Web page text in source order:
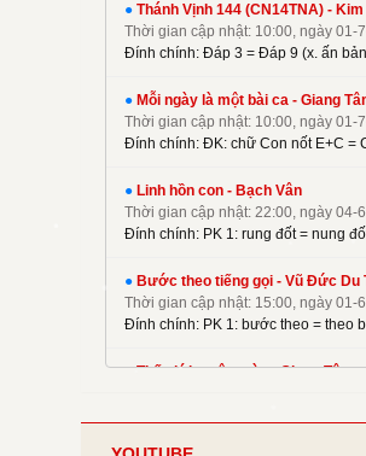
M. Tigon
Mai Nguyên Vũ
Mi Trầm
Ngọc Cẩn
Nguyên Dũng
Nguyên Hữu
Nguyễn Duy
Nguyễn Hèn Mọn
P. Kim
✦ Phạm Đình Nhu
✦ Phạm Liên Hùng
● Thánh Vịnh 144 (CN14TNA) -
Thời gian cập nhật: 10:00, ngày 01-
Đính chính: Đáp 3 = Đáp 9 (x. ấn
● Mỗi ngày là một bài ca - Giang
Thời gian cập nhật: 10:00, ngày 01-
Đính chính: ĐK: chữ Con nốt E+C =
● Linh hồn con - Bạch Vân
Thời gian cập nhật: 22:00, ngày 04-
Đính chính: PK 1: rung đốt = nung
● Bước theo tiếng gọi - Vũ Đức Du
Thời gian cập nhật: 15:00, ngày 01-
Đính chính: PK 1: bước theo = theo
●Thế giới muôn màu - Giang Tâm